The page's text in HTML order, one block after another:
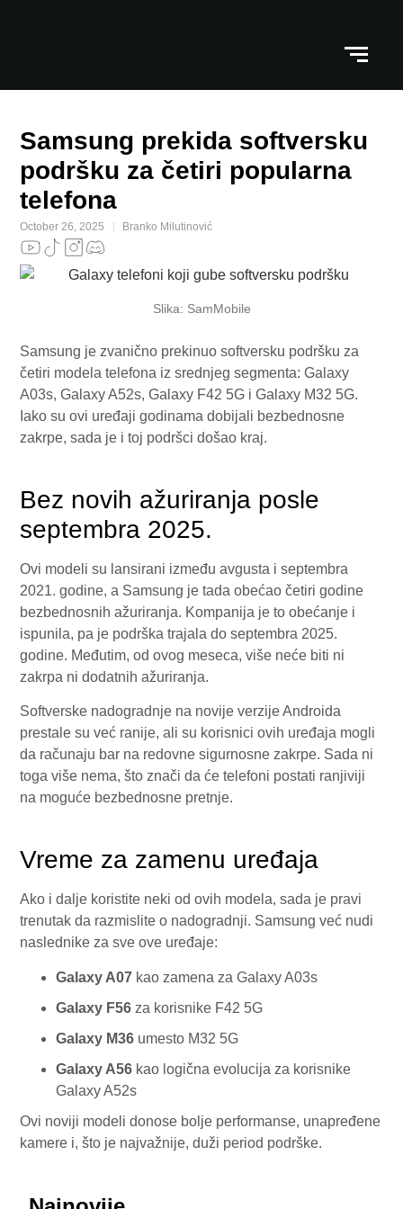
Samsung prekida softversku
podršku za četiri popularna
telefona
October 26, 2025 Branko Milutinović
Slika: SamMobile
Samsung je zvanično prekinuo softversku podršku za
četiri modela telefona iz srednjeg segmenta: Galaxy
A03s, Galaxy A52s, Galaxy F42 5G i Galaxy M32 5G.
Iako su ovi uređaji godinama dobijali bezbednosne
zakrpe, sada je i toj podršci došao kraj.
Bez novih ažuriranja posle
septembra 2025.
Ovi modeli su lansirani između avgusta i septembra
2021. godine, a Samsung je tada obećao četiri godine
bezbednosnih ažuriranja. Kompanija je to obećanje i
ispunila, pa je podrška trajala do septembra 2025.
godine. Međutim, od ovog meseca, više neće biti ni
zakrpa ni dodatnih ažuriranja.
Softverske nadogradnje na novije verzije Androida
prestale su već ranije, ali su korisnici ovih uređaja mogli
da računaju bar na redovne sigurnosne zakrpe. Sada ni
toga više nema, što znači da će telefoni postati ranjiviji
na moguće bezbednosne pretnje.
Vreme za zamenu uređaja
Ako i dalje koristite neki od ovih modela, sada je pravi
trenutak da razmislite o nadogradnji. Samsung već nudi
naslednike za sve ove uređaje:
Galaxy A07 kao zamena za Galaxy A03s
Galaxy F56 za korisnike F42 5G
Galaxy M36 umesto M32 5G
Galaxy A56 kao logična evolucija za korisnike
Galaxy A52s
Ovi noviji modeli donose bolje performanse, unapređene
kamere i, što je najvažnije, duži period podrške.